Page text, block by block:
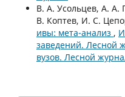
В. А. Усольцев, А. А.
В. Коптев, И. С.
ивы: мета-анализ ,
заведений. Лесной
вузов. Лесной